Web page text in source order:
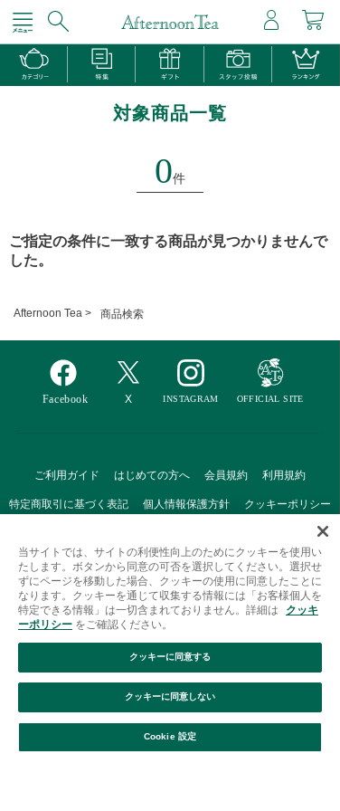
対象商品一覧
0件
絞り込み 並び替え
ご指定の条件に一致する商品が見つかりませんで
した。
Afternoon Tea > 商品検索
ご利用ガイド はじめての方へ 会員規約 利用規約
特定商取引に基づく表記 個人情報保護方針 クッキーポリシー
Afternoon Tea(アフタヌーンティー)公式オンラインストアで
は、
キッチン・ダイニングなどの生活雑貨、紅茶・焼き菓子など、
毎日新商品をご用意しています。
当サイトでは、サイトの利便性向上のためにクッキーを使用い
たします。ボタンから同意の可否を選択してください。選択せ
ずにページを移動した場合、クッキーの使用に同意したことに
なります。クッキーを通じて収集する情報には「お客様個人を
特定できる情報」は一切含まれておりません。詳細は
クッキ
ーポリシー をご確認ください。
Cookie 設定
クッキーに同意しない
クッキーに同意する